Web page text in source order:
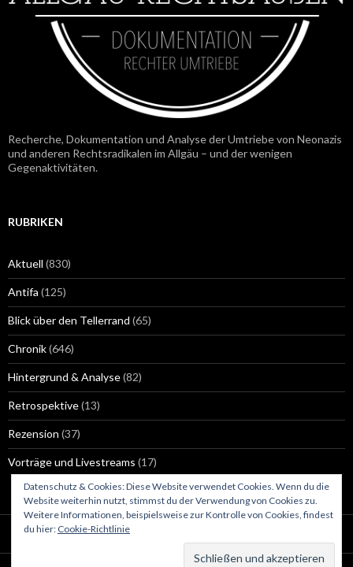
Recherche, Dokumentation und Analyse der Umtriebe von Neonazis
und anderen Rechtsradikalen im Allgäu – und der wenigen
Gegenaktivitäten.
RUBRIKEN
Aktuell (830)
Antifa (125)
Blick über den Tellerrand (65)
Chronik(646)
Hintergrund & Analyse(82)
Retrospektive(13)
Rezension (37)
Vorträge und Livestreams (17)
Datenschutz & Cookies: Diese Website verwendet Cookies. Wenn du die
Website weiterhin nutzt, stimmst du der Verwendung von Cookies zu.
Weitere Informationen, beispielsweise zur Kontrolle von Cookies, findest
du hier: Cookie-Richtlinie